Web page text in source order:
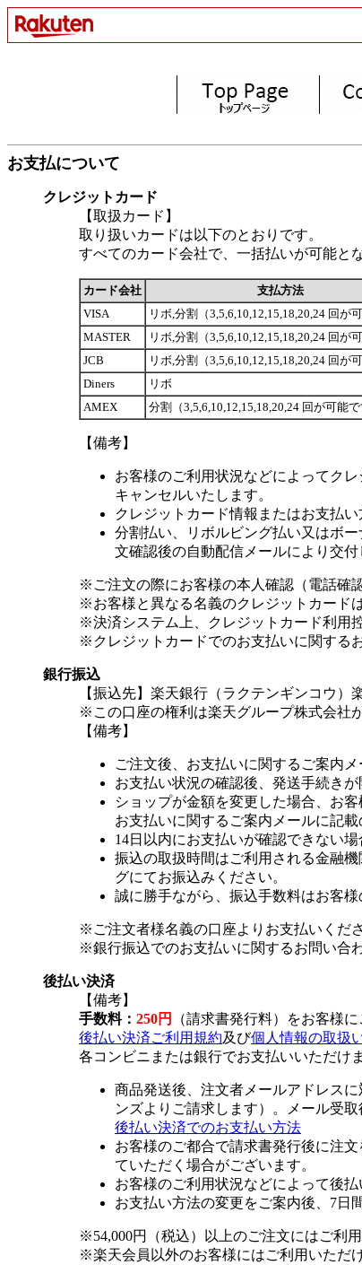
お支払について
クレジットカード
【取扱カード】
取り扱いカードは以下のとおりです。
すべてのカード会社で、一括払いが可能と
カード会社
支払方法
VISA
リボ,分割（3,5,6,10,12,15,18,20,24 回が
MASTER
リボ,分割（3,5,6,10,12,15,18,20,24 回が
JCB
リボ,分割（3,5,6,10,12,15,18,20,24 回が
Diners
リボ
AMEX
分割（3,5,6,10,12,15,18,20,24 回が可能で
【備考】
お客様のご利用状況などによってク
キャンセルいたします。
クレジットカード情報またはお支払
分割払い、リボルビング払い又はボ
文確認後の自動配信メールにより交付
※ご注文の際にお客様の本人確認（電話確
※お客様と異なる名義のクレジットカード
※決済システム上、クレジットカード利用
※クレジットカードでのお支払いに関する
銀行振込
【振込先】楽天銀行（ラクテンギンコウ）
※この口座の権利は楽天グループ株式会社
【備考】
ご注文後、お支払いに関するご案内
お支払い状況の確認後、発送手続きが
ショップが金額を変更した場合、お
お支払いに関するご案内メールに記
14日以内にお支払いが確認できない
振込の取扱時間はご利用される金融
グにてお振込みください。
誠に勝手ながら、振込手数料はお客様
※ご注文者様名義の口座よりお支払いくだ
※銀行振込でのお支払いに関するお問い合
後払い決済
【備考】
手数料： 250円
（請求書発行料）をお客様
後払い決済ご利用規約及び個人情報の取扱
各コンビニまたは銀行でお支払いいただけま
商品発送後、注文者メールアドレス
ンズよりご請求します）。メール受取
後払い決済でのお支払い方法
お客様のご都合で請求書発行後に注
ていただく場合がございます。
お客様のご利用状況などによって後
お支払い方法の変更をご案内後、7日
※54,000円（税込）以上のご注文にはご利用
※楽天会員以外のお客様にはご利用いただ